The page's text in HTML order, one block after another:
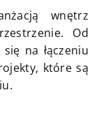
wnętrz
Od
na łączeniu
które są